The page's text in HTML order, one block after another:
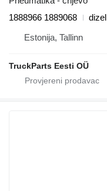
1888966 1889068
dizel
Estonija, Tallinn
TruckParts Eesti OÜ